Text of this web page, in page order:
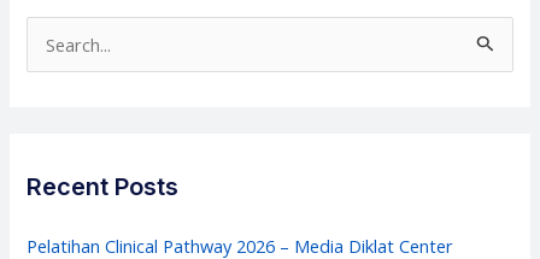
–
Media
e
f
Recent Posts
Pelatihan Clinical Pathway 2026 – Media Diklat Center